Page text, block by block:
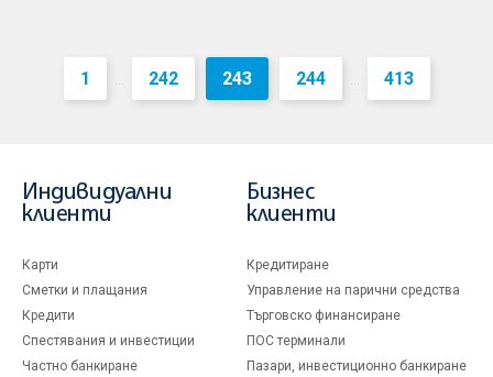
1 ... 242 243 244 ... 413
Индивидуални
клиенти
Карти
Сметки и плащания
Кредити
Спестявания и инвестиции
Частно банкиране
Бизнес
клиенти
Кредитиране
Управление на парични средства
Търговско финансиране
ПОС терминали
Пазари, инвестиционно банкиране